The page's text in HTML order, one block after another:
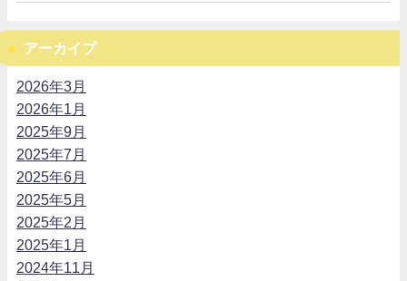
アーカイブ
2026年3月
2026年1月
2025年9月
2025年7月
2025年6月
2025年5月
2025年2月
2025年1月
2024年11月